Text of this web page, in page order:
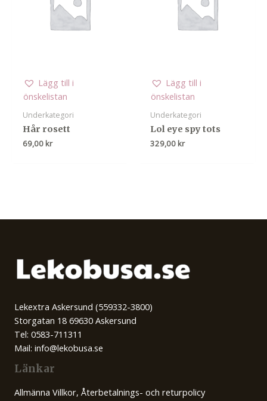
Lägg till i
önskelistan
Underkategori
Hår rosett
69,00 kr
Lägg till i
önskelistan
Underkategori
Lol eye spy tots
329,00 kr
Lekextra Askersund (559332-3800)
Storgatan 18 69630 Askersund
Tel: 0583-711311
Mail: info@lekobusa.se
Länkar
Allmänna Villkor, Återbetalnings- och returpolicy